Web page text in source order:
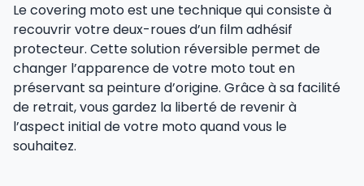
Le covering moto est une technique qui consiste à
recouvrir votre deux-roues d’un film adhésif
protecteur. Cette solution réversible permet de
changer l’apparence de votre moto tout en
préservant sa peinture d’origine. Grâce à sa facilité
de retrait, vous gardez la liberté de revenir à
l’aspect initial de votre moto quand vous le
souhaitez.